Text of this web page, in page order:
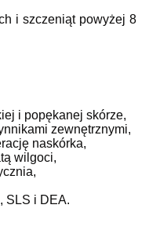
i szczeniąt powyżej 8
i popękanej skórze,
zewnętrznymi,
naskórka,
wilgoci,
SLS i DEA.